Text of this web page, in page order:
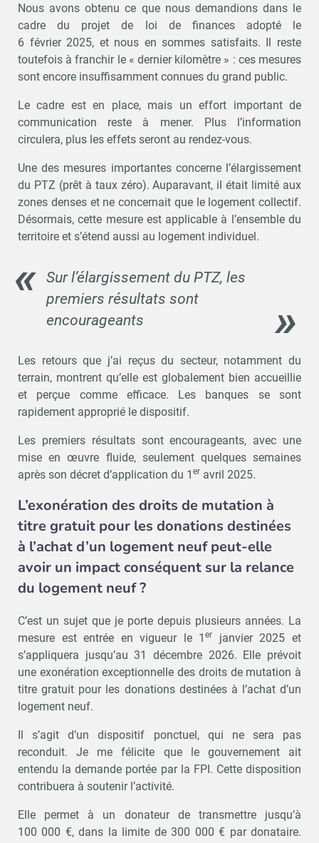
Nous avons obtenu ce que nous demandions dans le
cadre du projet de loi de finances adopté le
6 février 2025, et nous en sommes satisfaits. Il reste
toutefois à franchir le « dernier kilomètre » : ces mesures
sont encore insuffisamment connues du grand public.
Le cadre est en place, mais un effort important de
communication reste à mener. Plus l’information
circulera, plus les effets seront au rendez-vous.
Une des mesures importantes concerne l’élargissement
du PTZ (prêt à taux zéro). Auparavant, il était limité aux
zones denses et ne concernait que le logement collectif.
Désormais, cette mesure est applicable à l’ensemble du
territoire et s’étend aussi au logement individuel.
Sur l’élargissement du PTZ, les
premiers résultats sont
encourageants
Les retours que j’ai reçus du secteur, notamment du
terrain, montrent qu’elle est globalement bien accueillie
et perçue comme efficace. Les banques se sont
rapidement approprié le dispositif.
Les premiers résultats sont encourageants, avec une
mise en œuvre fluide, seulement quelques semaines
après son décret d’application du 1 er avril 2025.
L’exonération des droits de mutation à
titre gratuit pour les donations destinées
à l’achat d’un logement neuf peut-elle
avoir un impact conséquent sur la relance
du logement neuf ?
C’est un sujet que je porte depuis plusieurs années. La
mesure est entrée en vigueur le 1er
janvier 2025 et
s’appliquera jusqu’au 31 décembre 2026. Elle prévoit
une exonération exceptionnelle des droits de mutation à
titre gratuit pour les donations destinées à l’achat d’un
logement neuf.
Il s’agit d’un dispositif ponctuel, qui ne sera pas
reconduit. Je me félicite que le gouvernement ait
entendu la demande portée par la FPI. Cette disposition
contribuera à soutenir l’activité.
Elle permet à un donateur de transmettre jusqu’à
100 000 €, dans la limite de 300 000 € par donataire.